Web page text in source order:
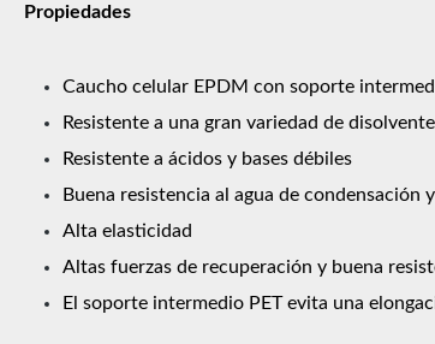
Propiedades
Caucho celular EPDM con soporte
Resistente a una gran variedad de
Resistente a ácidos y bases débiles
Buena resistencia al agua de condensación
Alta elasticidad
Altas fuerzas de recuperación y buena
El soporte intermedio PET evita una